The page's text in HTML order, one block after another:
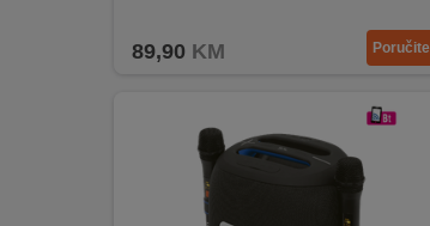
89,90 KM Poručite